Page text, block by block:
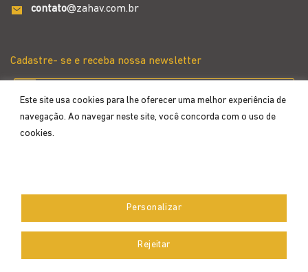
Este site usa cookies para lhe oferecer uma melhor experiência de
navegação. Ao navegar neste site, você concorda com o uso de
cookies.
Personalizar
Rejeitar
contato@zahav.com.br
Cadastre- se e receba nossa newsletter
Desenvolvido por